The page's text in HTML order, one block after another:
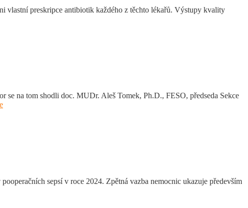
vlastní preskripce antibiotik každého z těchto lékařů. Výstupy kvality
na tom shodli doc. MUDr. Aleš Tomek, Ph.D., FESO, předseda Sekce
sepsí v roce 2024. Zpětná vazba nemocnic ukazuje především